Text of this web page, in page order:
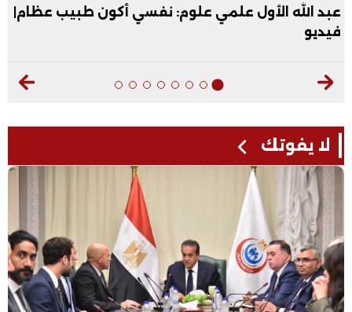
عبد الله الأول علمي علوم: نفسي أكون طبيب عظام|
فيديو
لا يفوتك